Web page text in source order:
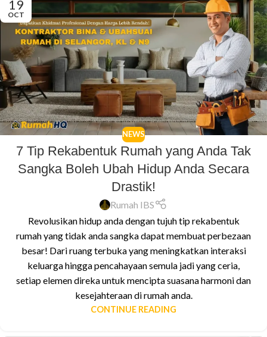
19
OCT
NEWS
7 Tip Rekabentuk Rumah yang Anda Tak
Sangka Boleh Ubah Hidup Anda Secara
Drastik!
Rumah IBS
Revolusikan hidup anda dengan tujuh tip rekabentuk
rumah yang tidak anda sangka dapat membuat perbezaan
besar! Dari ruang terbuka yang meningkatkan interaksi
keluarga hingga pencahayaan semula jadi yang ceria,
setiap elemen direka untuk mencipta suasana harmoni dan
kesejahteraan di rumah anda.
CONTINUE READING